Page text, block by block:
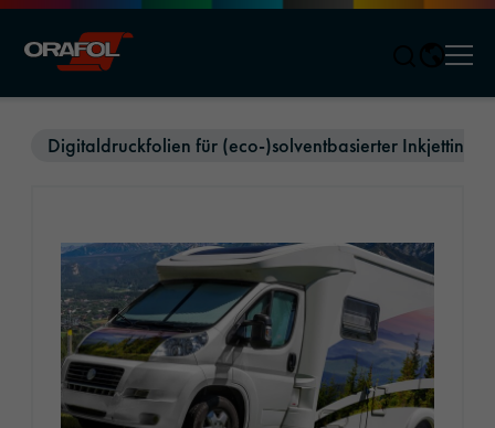
Digitaldruckfolien für (eco-)solventbasierter Inkjettinten